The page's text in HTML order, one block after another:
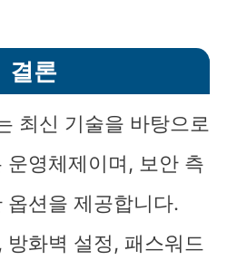
결론
최신 기술을 바탕으로
운영체제이며, 보안 측
옵션을 제공합니다.
화벽 설정, 패스워드